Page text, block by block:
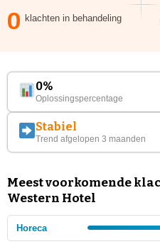
0 klachten in behandeling
0%
Oplossingspercentage
Stabiel
Trend afgelopen 3 maanden
Meest voorkomende
Western Hotel
Horeca